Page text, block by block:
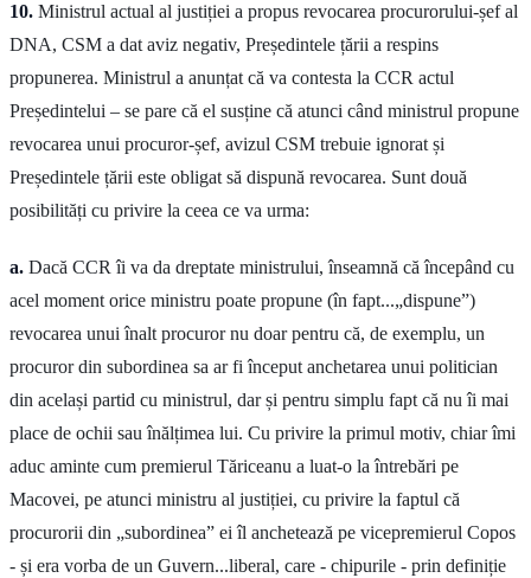
10. Ministrul actual al justiției a propus revocarea procurorului-șef al
DNA, CSM a dat aviz negativ, Președintele țării a respins
propunerea. Ministrul a anunțat că va contesta la CCR actul
Președintelui – se pare că el susține că atunci când ministrul propune
revocarea unui procuror-șef, avizul CSM trebuie ignorat și
Președintele țării este obligat să dispună revocarea. Sunt două
posibilități cu privire la ceea ce va urma:
a. Dacă CCR îi va da dreptate ministrului, înseamnă că începând cu
acel moment orice ministru poate propune (în fapt...„dispune”)
revocarea unui înalt procuror nu doar pentru că, de exemplu, un
procuror din subordinea sa ar fi început anchetarea unui politician
din același partid cu ministrul, dar și pentru simplu fapt că nu îi mai
place de ochii sau înălțimea lui. Cu privire la primul motiv, chiar îmi
aduc aminte cum premierul Tăriceanu a luat-o la întrebări pe
Macovei, pe atunci ministru al justiției, cu privire la faptul că
procurorii din „subordinea” ei îl anchetează pe vicepremierul Copos
- și era vorba de un Guvern...liberal, care - chipurile - prin definiție